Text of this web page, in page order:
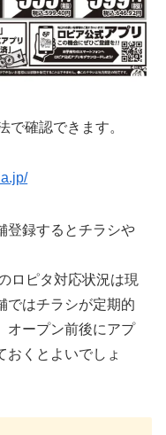
で確認できます。
登録するとチラシや
ロピタ対応状況は現
ではチラシが定期的
オープン前後にアプ
おくとよいでしょ